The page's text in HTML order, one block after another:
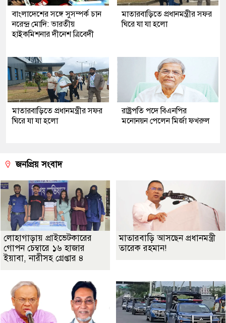
বাংলাদেশের সঙ্গে সুসম্পর্ক চান
নরেন্দ্র মোদি: ভারতীয়
হাইকমিশনার দীনেশ ত্রিবেদী
মাতারবাড়িতে প্রধানমন্ত্রীর সফর
ঘিরে যা যা হলো
মাতারবাড়িতে প্রধানমন্ত্রীর সফর
ঘিরে যা যা হলো
রাষ্ট্রপতি পদে বিএনপির
মনোনয়ন পেলেন মির্জা ফখরুল
জনপ্রিয় সংবাদ
লোহাগাড়ায় প্রাইভেটকারের
গোপন চেম্বারে ১৬ হাজার
ইয়াবা, নারীসহ গ্রেপ্তার ৪
মাতারবাড়ি আসছেন প্রধানমন্ত্রী
তারেক রহমান!